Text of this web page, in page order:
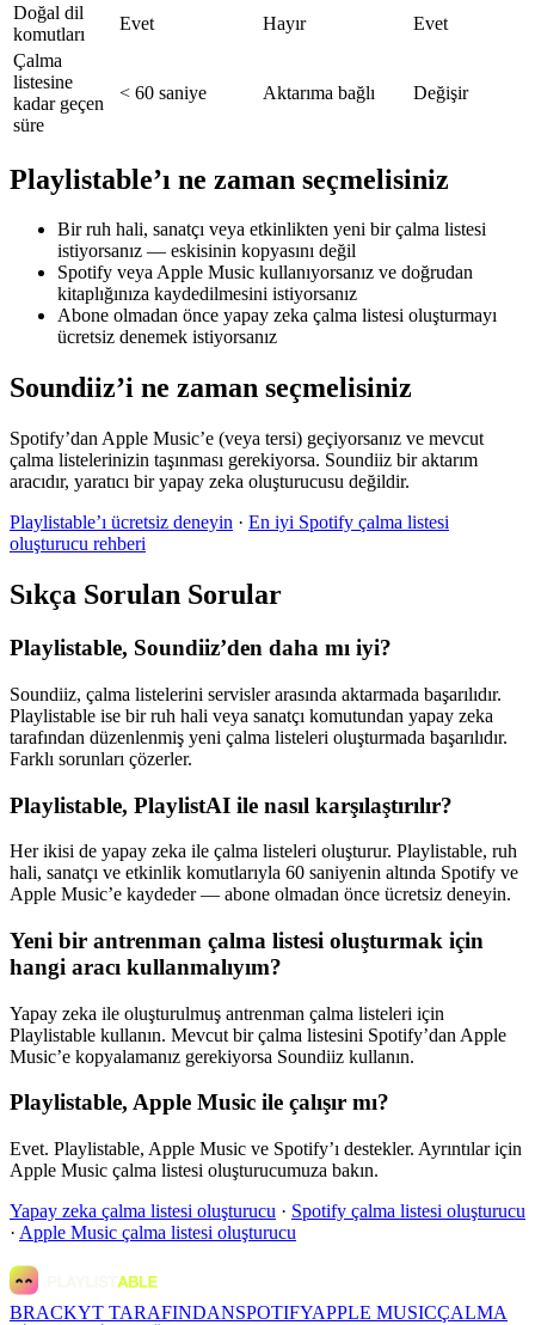
Doğal dil
komutları
Evet Hayır
Evet
Çalma
listesine
kadar geçen
süre
< 60 saniye Aktarıma bağlı Değişir
Playlistable’ı ne zaman seçmelisiniz
Bir ruh hali, sanatçı veya etkinlikten yeni bir çalma listesi
istiyorsanız — eskisinin kopyasını değil
Spotify veya Apple Music kullanıyorsanız ve doğrudan
kitaplığınıza kaydedilmesini istiyorsanız
Abone olmadan önce yapay zeka çalma listesi oluşturmayı
ücretsiz denemek istiyorsanız
Soundiiz’i ne zaman seçmelisiniz
Spotify’dan Apple Music’e (veya tersi) geçiyorsanız ve mevcut
çalma listelerinizin taşınması gerekiyorsa. Soundiiz bir aktarım
aracıdır, yaratıcı bir yapay zeka oluşturucusu değildir.
Playlistable’ı ücretsiz deneyin · En iyi Spotify çalma listesi
oluşturucu rehberi
Sıkça Sorulan Sorular
Playlistable, Soundiiz’den daha mı iyi?
Soundiiz, çalma listelerini servisler arasında aktarmada başarılıdır.
Playlistable ise bir ruh hali veya sanatçı komutundan yapay zeka
tarafından düzenlenmiş yeni çalma listeleri oluşturmada başarılıdır.
Farklı sorunları çözerler.
Playlistable, PlaylistAI ile nasıl karşılaştırılır?
Her ikisi de yapay zeka ile çalma listeleri oluşturur. Playlistable, ruh
hali, sanatçı ve etkinlik komutlarıyla 60 saniyenin altında Spotify ve
Apple Music’e kaydeder — abone olmadan önce ücretsiz deneyin.
Yeni bir antrenman çalma listesi oluşturmak için
hangi aracı kullanmalıyım?
Yapay zeka ile oluşturulmuş antrenman çalma listeleri için
Playlistable kullanın. Mevcut bir çalma listesini Spotify’dan Apple
Music’e kopyalamanız gerekiyorsa Soundiiz kullanın.
Playlistable, Apple Music ile çalışır mı?
Evet. Playlistable, Apple Music ve Spotify’ı destekler. Ayrıntılar için
Apple Music çalma listesi oluşturucumuza bakın.
Yapay zeka çalma listesi oluşturucu · Spotify çalma listesi oluşturucu
· Apple Music çalma listesi oluşturucu
BRACKYT TARAFINDANSPOTIFYAPPLE MUSICÇALMA